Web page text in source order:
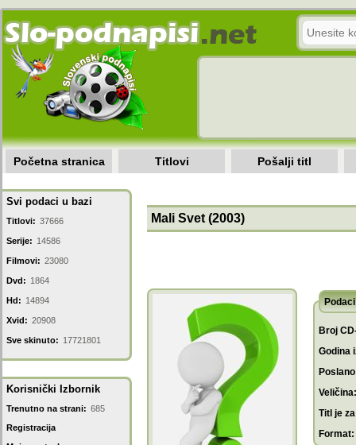
Početna stranica Titlovi Pošalji titl
Svi podaci u bazi
Titlovi: 37666
Serije: 14586
Filmovi: 23080
Dvd: 1864
Hd: 14894
Xvid: 20908
Sve skinuto: 17721801
Korisnički Izbornik
Trenutno na strani: 685
Registracija
Mali Svet (2003)
Broj
Godina
Veličina:
Titl je
Format: